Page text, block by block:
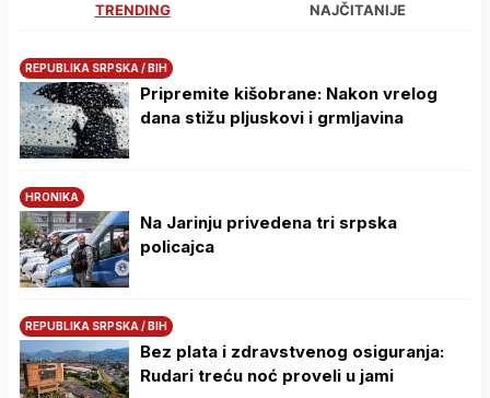
TRENDING NAJČITANIJE
REPUBLIKA SRPSKA / BIH
Pripremite kišobrane: Nakon vrelog
dana stižu pljuskovi i grmljavina
HRONIKA
Na Јarinju privedena tri srpska
policajca
REPUBLIKA SRPSKA / BIH
Bez plata i zdravstvenog osiguranja:
Rudari treću noć proveli u jami